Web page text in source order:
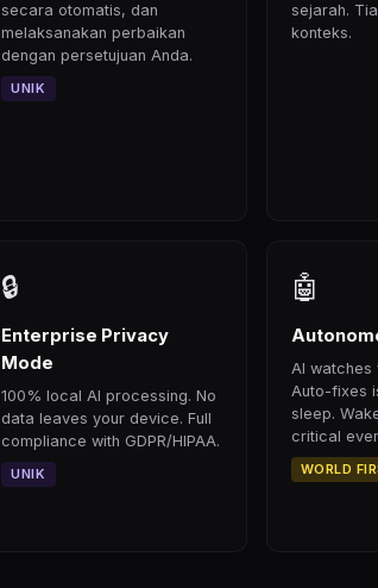
secara otomatis, dan
melaksanakan perbaikan
dengan persetujuan Anda.
UNIK
sejarah.
konteks.
🔒
Enterprise Privacy
Mode
100% local AI processing. No
data leaves your device. Full
compliance with GDPR/HIPAA.
UNIK
🤖
AI watches
Auto-fixes
sleep.
critical
WORLD